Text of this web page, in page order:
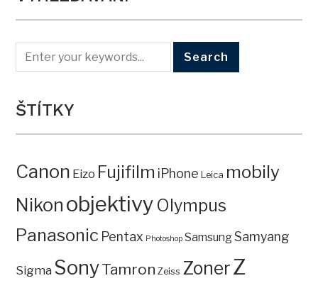
ŠTÍTKY
Canon Eizo Fujifilm iPhone Leica mobily
Nikon objektivy Olympus
Panasonic Pentax Photoshop SamsungSamyang
Sigma SonyTamron Zeiss ZonerZ